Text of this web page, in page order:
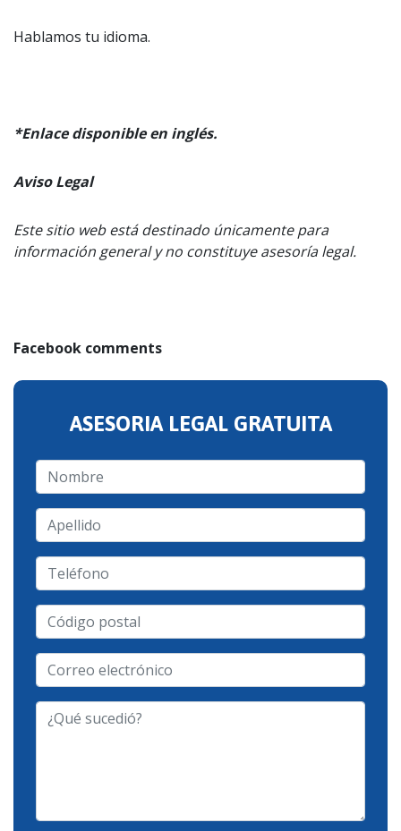
Hablamos tu idioma.
*Enlace disponible en inglés.
Aviso Legal
Este sitio web está destinado únicamente para
información general y no constituye asesoría legal.
Facebook comments
ASESORIA LEGAL GRATUITA
Nombre
Apellido
Teléfono
Código
postal
Correo
electrónico
¿Qué